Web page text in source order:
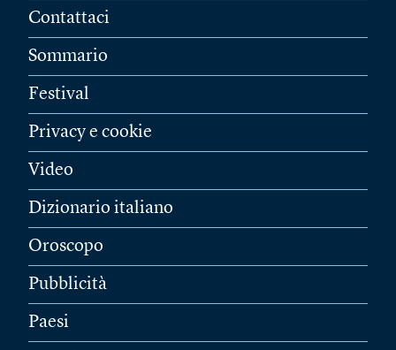
Contattaci
Sommario
Festival
Privacy e cookie
Video
Dizionario italiano
Oroscopo
Pubblicità
Paesi